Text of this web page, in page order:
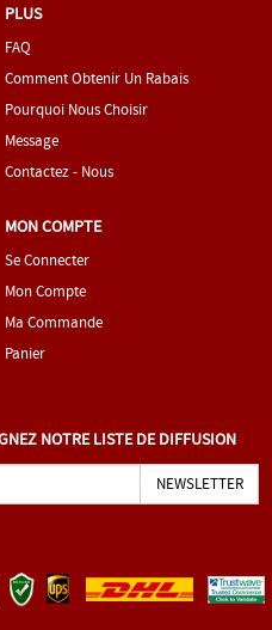
PLUS
FAQ
Comment Obtenir Un Rabais
Pourquoi Nous Choisir
Message
Contactez - Nous
MON COMPTE
Se Connecter
Mon Compte
Ma Commande
Panier
NOTRE LISTE DE DIFFUSION